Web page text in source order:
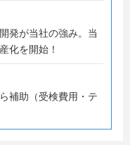
発が当社の強み。当
化を開始！
補助（受検費用・テ